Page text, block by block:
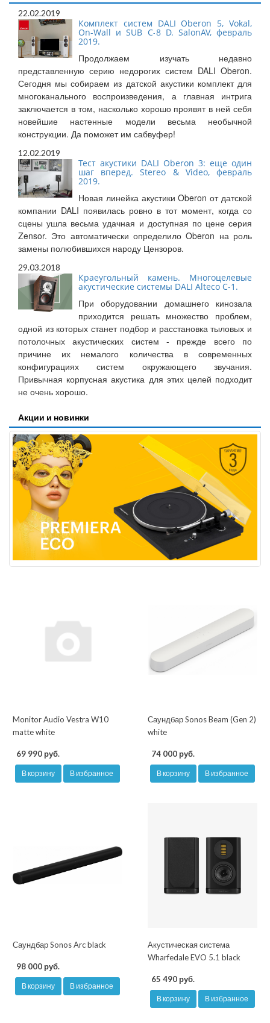
22.02.2019
Комплект систем DALI Oberon 5, Vokal,
On-Wall и SUB C-8 D. SalonAV, февраль
2019.
Продолжаем изучать недавно
представленную серию недорогих систем DALI Oberon.
Сегодня мы собираем из датской акустики комплект для
многоканального воспроизведения, а главная интрига
заключается в том, насколько хорошо проявят в ней себя
новейшие настенные модели весьма необычной
конструкции. Да поможет им сабвуфер!
12.02.2019
Тест акустики DALI Oberon 3: еще один
шаг вперед. Stereo & Video, февраль
2019.
Новая линейка акустики Oberon от датской
компании DALI появилась ровно в тот момент, когда со
сцены ушла весьма удачная и доступная по цене серия
Zensor. Это автоматически определило Oberon на роль
замены полюбившихся народу Цензоров.
29.03.2018
Краеугольный камень. Многоцелевые
акустические системы DALI Alteco C-1.
При оборудовании домашнего кинозала
приходится решать множество проблем,
одной из которых станет подбор и расстановка тыловых и
потолочных акустических систем - прежде всего по
причине их немалого количества в современных
конфигурациях систем окружающего звучания.
Привычная корпусная акустика для этих целей подходит
не очень хорошо.
Акции и новинки
Monitor Audio Vestra W10
matte white
69 990 руб.
В корзину В избранное
Саундбар Sonos Beam (Gen 2)
white
74 000 руб.
В корзину В избранное
Саундбар Sonos Arc black
98 000 руб.
В корзину В избранное
Акустическая система
Wharfedale EVO 5.1 black
65 490 руб.
В корзину В избранное